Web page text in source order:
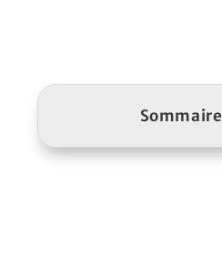
Sommaire